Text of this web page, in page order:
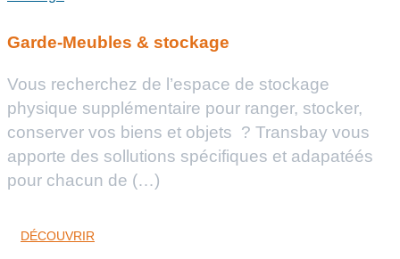
Garde-Meubles & stockage
Vous recherchez de l’espace de stockage
physique supplémentaire pour ranger, stocker,
conserver vos biens et objets ? Transbay vous
apporte des sollutions spécifiques et adapatéés
pour chacun de (…)
DÉCOUVRIR